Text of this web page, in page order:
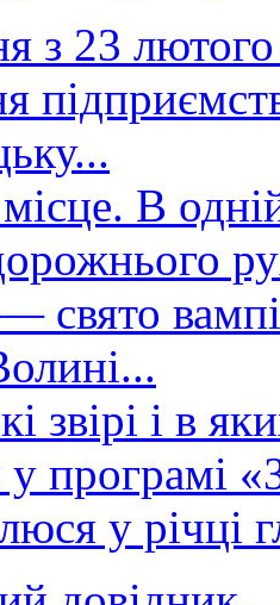
з 23
В
свято
звірі і в
програмі
у річці